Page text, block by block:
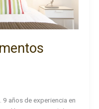
años de experiencia en